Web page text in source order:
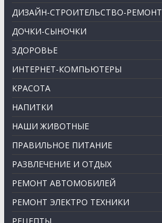
ДИЗАЙН-СТРОИТЕЛЬСТВО-РЕМОНТ
ДОЧКИ-СЫНОЧКИ
ЗДОРОВЬЕ
ИНТЕРНЕТ-КОМПЬЮТЕРЫ
КРАСОТА
НАПИТКИ
НАШИ ЖИВОТНЫЕ
ПРАВИЛЬНОЕ ПИТАНИЕ
РАЗВЛЕЧЕНИЕ И ОТДЫХ
РЕМОНТ АВТОМОБИЛЕЙ
РЕМОНТ ЭЛЕКТРО ТЕХНИКИ